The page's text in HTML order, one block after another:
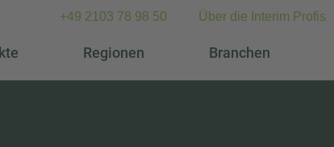
+49 2103 78 98 50 Über die Interim Profis
Regionen Branchen